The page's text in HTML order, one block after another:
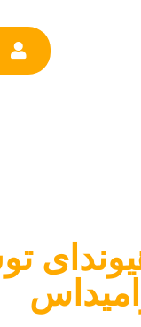
آرامیداس